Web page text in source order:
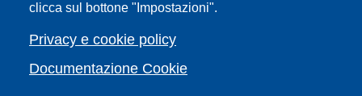
clicca sul bottone "Impostazioni".
Privacy e cookie policy
Documentazione Cookie
Note legali del sito
Privacy policy
Cambia idea sui cookie